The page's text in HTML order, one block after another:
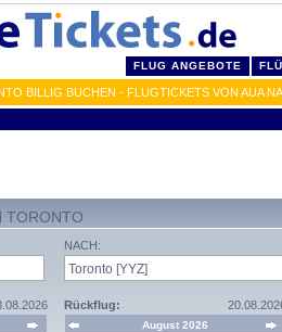
FLUG ANGEBOTE
BILLIG BUCHEN - FLUGTICKETS VON AUA
TORONTO
NACH:
Rückflug:
August 2026